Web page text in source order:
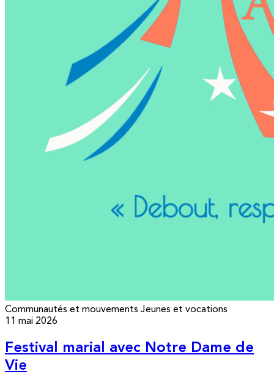
Communautés et mouvements Jeunes et vocations
11 mai 2026
Festival marial avec Notre Dame de
Vie